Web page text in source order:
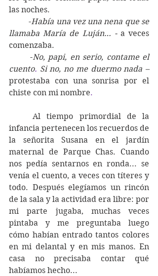
las noches.
	-
Había una vez una nena que se
llamaba María de Luján… - a veces
comenzaba.
	-
No, papi, en serio, contame el
cuento. Si no, no me duermo nada –
protestaba con una sonrisa por el
chiste con mi nombre.
infancia pertenecen los recuerdos de
la señorita Susana en el jardín
maternal de Parque Chas. Cuando
nos pedía sentarnos en ronda... se
venía el cuento, a veces con títeres y
todo. Después elegíamos un rincón
de la sala y la actividad era libre: por
mi parte jugaba, muchas veces
pintaba y me preguntaba luego
cómo habían entrado tantos colores
en mi delantal y en mis manos. En
casa no precisaba contar qué
habíamos hecho...